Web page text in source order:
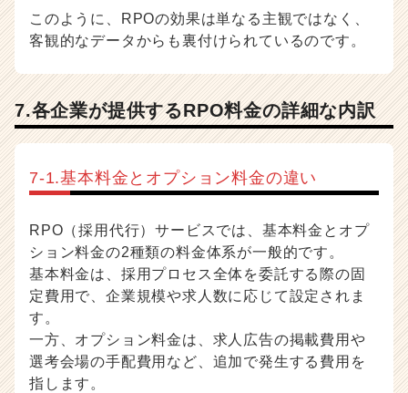
このように、RPOの効果は単なる主観ではなく、
客観的なデータからも裏付けられているのです。
7.各企業が提供するRPO料金の詳細な内訳
7-1.基本料金とオプション料金の違い
RPO（採用代行）サービスでは、基本料金とオプ
ション料金の2種類の料金体系が一般的です。
基本料金は、採用プロセス全体を委託する際の固
定費用で、企業規模や求人数に応じて設定されま
す。
一方、オプション料金は、求人広告の掲載費用や
選考会場の手配費用など、追加で発生する費用を
指します。